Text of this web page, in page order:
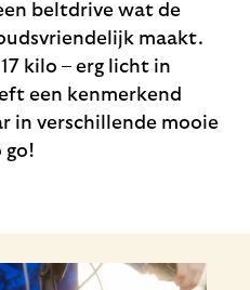
beltdrive wat de
maakt.
kilo – erg licht in
een kenmerkend
in verschillende mooie
go!